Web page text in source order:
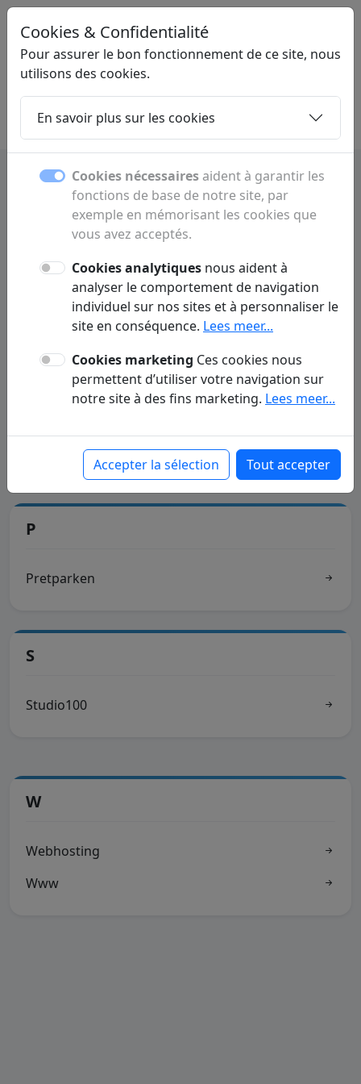
LINKPLEK.NL
Home Sous-pages Articles Contact
Sous-pages
Découvrez toutes les sous-pages et rubriques.
Geld lenen
Gsmabonnementen
P
Pretparken
S
Studio100
W
Webhosting
Www
Cookies & Confidentialité
Pour assurer le bon fonctionnement de ce site, nous
utilisons des cookies.
En savoir plus sur les cookies
Cookies nécessairesaident à garantir les
fonctions de base de notre site, par
exemple en mémorisant les cookies que
vous avez acceptés.
Cookies analytiques nous aident à
analyser le comportement de navigation
individuel sur nos sites et à personnaliser le
site en conséquence. Lees meer...
Cookies marketing Ces cookies nous
permettent d’utiliser votre navigation sur
notre site à des fins marketing. Lees meer...
Accepter la sélection Tout accepter